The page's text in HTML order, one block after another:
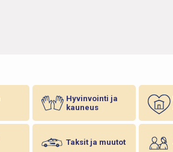
Hyvinvointi ja
kauneus
Taksit ja muutot